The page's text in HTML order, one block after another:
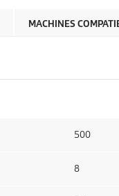
MACHINES
500
8